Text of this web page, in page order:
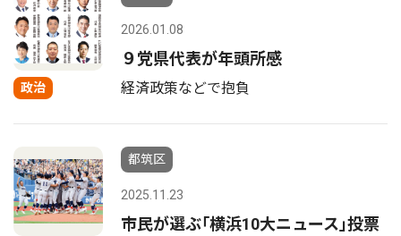
政治
2026.01.08
９党県代表が年頭所感
経済政策などで抱負
都筑区
2025.11.23
市民が選ぶ｢横浜10大ニュース｣投票